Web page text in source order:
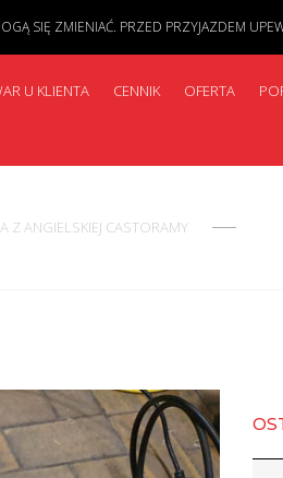
U KLIENTA CENNIK OFERTA
Z ANGIELSKIEJ CASTORAMY
SIĘ ZMIENIAĆ. PRZED PRZYJAZDEM